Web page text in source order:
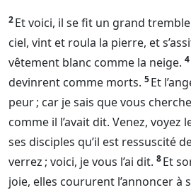
2Et voici, il se fit un grand
ciel, vint et roula la pierre, et
vêtement blanc comme la neige. 4
devinrent comme morts. 5Et
peur ; car je sais que vous
comme il l’avait dit. Venez, voyez
ses disciples qu’il est ressuscité
verrez ; voici, je vous l’ai dit. 8Et
joie, elles coururent l’annoncer à